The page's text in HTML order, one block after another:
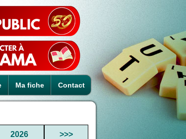
Ma fiche Contact
2026 >>>